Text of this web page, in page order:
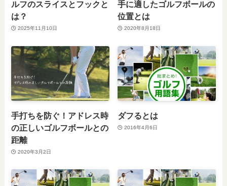
ルフのスライスとフックと
は？
2025年11月10日
手に適したゴルフボールの
位置とは
2020年8月18日
手打ちを防ぐ！アドレス時
の正しいゴルフボールとの
距離
2020年3月2日
ダフるとは
2016年4月6日